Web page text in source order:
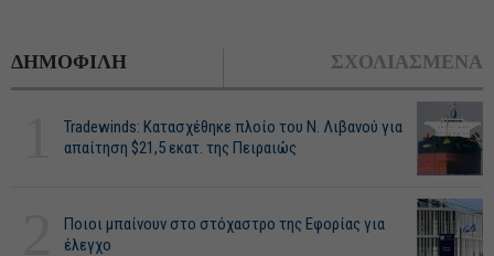
ΔΗΜΟΦΙΛΗ ΣΧΟΛΙΑΣΜΕΝΑ
Tradewinds: Κατασχέθηκε πλοίο του Ν. Λιβανού για
απαίτηση $21,5 εκατ. της Πειραιώς
Ποιοι μπαίνουν στο στόχαστρο της Εφορίας για
έλεγχο